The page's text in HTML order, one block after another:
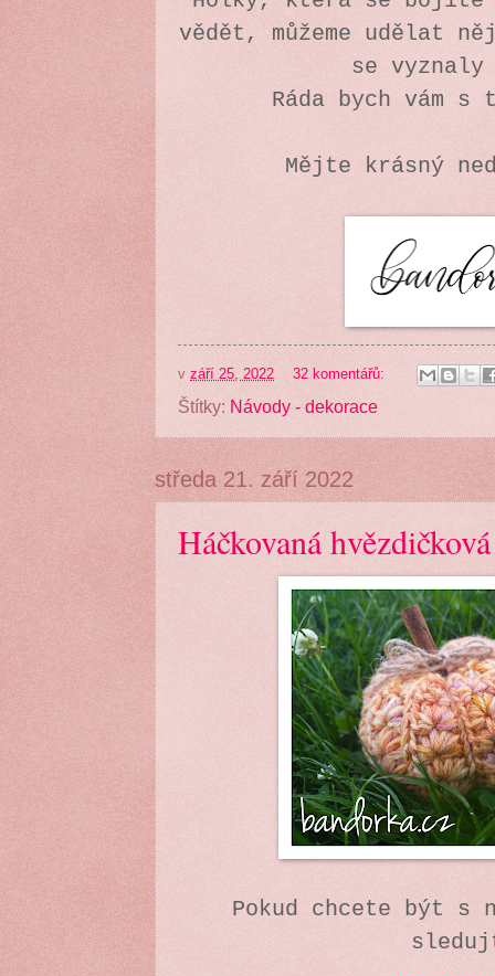
vědět, můžeme udělat
se
Ráda bych vám
Mějte krásný
v září 25, 2022 32 komentářů:
Štítky: Návody - dekorace
středa 21. září 2022
Háčkovaná
Pokud chcete být s